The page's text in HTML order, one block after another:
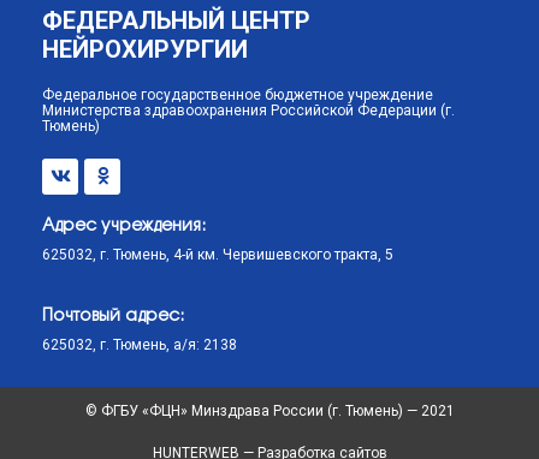
ФЕДЕРАЛЬНЫЙ ЦЕНТР
НЕЙРОХИРУРГИИ
Федеральное государственное бюджетное учреждение
Министерства здравоохранения Российской Федерации (г.
Тюмень)
Адрес учреждения:
625032, г. Тюмень, 4-й км. Червишевского тракта, 5
Почтовый адрес:
625032, г. Тюмень, а/я: 2138
© ФГБУ «ФЦН» Минздрава России (г. Тюмень) — 2021
HUNTERWEB — Разработка сайтов